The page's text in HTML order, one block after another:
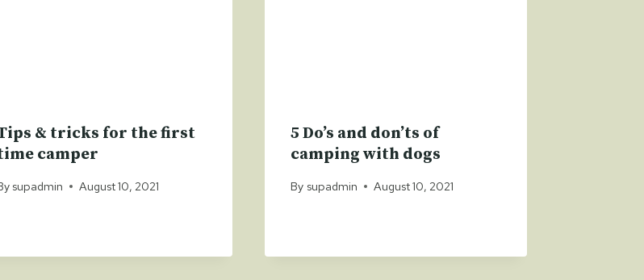
& tricks for the first
camper
supadmin August 10, 2021
5 Do’s and don’ts of
camping with dogs
By supadmin August 10, 2021